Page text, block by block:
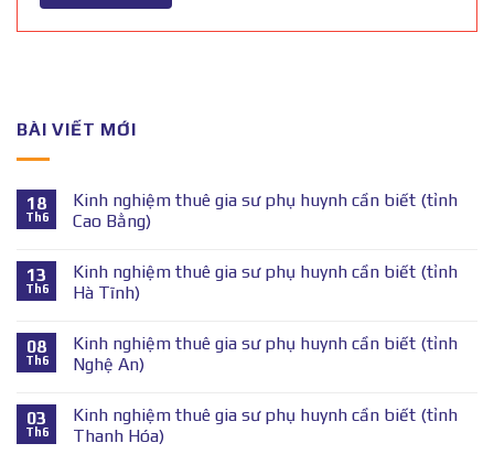
BÀI VIẾT MỚI
18
Th6
Kinh nghiệm thuê gia sư phụ huynh cần biết (tỉnh
Cao Bằng)
13
Th6
Kinh nghiệm thuê gia sư phụ huynh cần biết (tỉnh
Hà Tĩnh)
08
Th6
Kinh nghiệm thuê gia sư phụ huynh cần biết (tỉnh
Nghệ An)
03
Th6
Kinh nghiệm thuê gia sư phụ huynh cần biết (tỉnh
Thanh Hóa)